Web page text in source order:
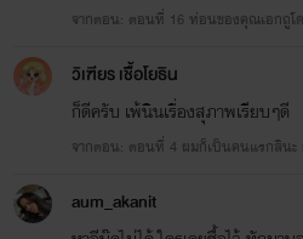
www.mebmarket.com
ออยตาโตเบิกกว้างเมื่อการเค
จากสายตาคนภายนอก เธอรู้ว่าเ
น้ำลายอย่างหวาดกลัวแล้วถอยร่นตัว
จากตอน: ตอนที่ 16 ท่อนของคุณเอกถูโด
วิเฑียร เชืี้อโยธิน
ก็ดีครับ เพ้นินเรื่องสุภาพเรียบๆดี
จากตอน: ตอนที่ 4 ผมก็เป็นคนแรกสินะ
aum_akanit